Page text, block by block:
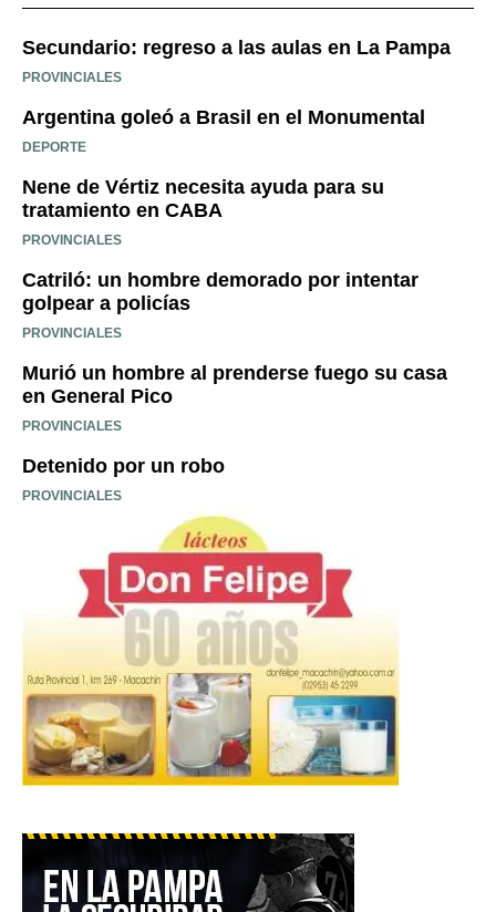
Secundario: regreso a las aulas en La Pampa
PROVINCIALES
Argentina goleó a Brasil en el Monumental
DEPORTE
Nene de Vértiz necesita ayuda para su
tratamiento en CABA
PROVINCIALES
Catriló: un hombre demorado por intentar
golpear a policías
PROVINCIALES
Murió un hombre al prenderse fuego su casa
en General Pico
PROVINCIALES
Detenido por un robo
PROVINCIALES